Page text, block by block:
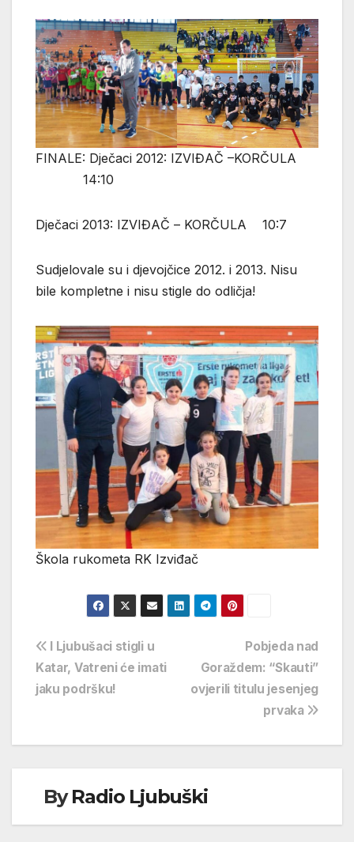
FINALE: Dječaci 2012: IZVIĐAČ –KORČULA
14:10
Dječaci 2013: IZVIĐAČ – KORČULA 10:7
Sudjelovale su i djevojčice 2012. i 2013. Nisu
bile kompletne i nisu stigle do odličja!
Škola rukometa RK Izviđač
Navigacija
objava
Pobjeda nad
Goraždem: “Skauti”
ovjerili titulu jesenjeg
prvaka
I Ljubušaci stigli u
Katar, Vatreni će imati
jaku podršku!
ByRadio Ljubuški